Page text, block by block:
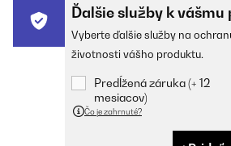
Ďalšie služby k
Vyberte ďalšie služby na
životnosti vášho produktu.
Predĺžená záruka (+ 12
mesiacov)
Čo je zahrnuté?